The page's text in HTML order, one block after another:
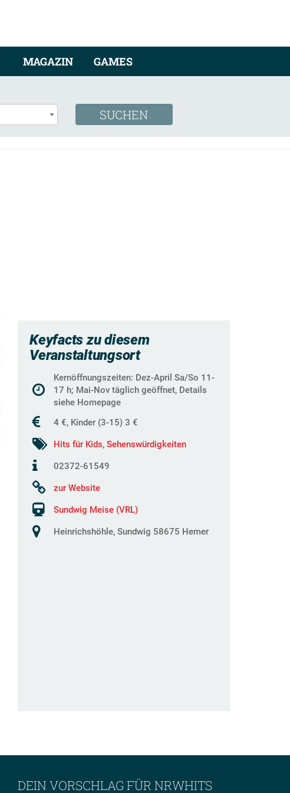
MAGAZIN GAMES
Keyfacts zu diesem
Veranstaltungsort
Kernöffnungszeiten: Dez-April Sa/So 11-
17 h; Mai-Nov täglich geöffnet, Details
siehe Homepage
4 €, Kinder (3-15) 3 €
Hits für Kids, Sehenswürdigkeiten
02372-61549
zur Website
Sundwig Meise (VRL)
Heinrichshöhle, Sundwig 58675 Hemer
DEIN VORSCHLAG FÜR NRWHITS